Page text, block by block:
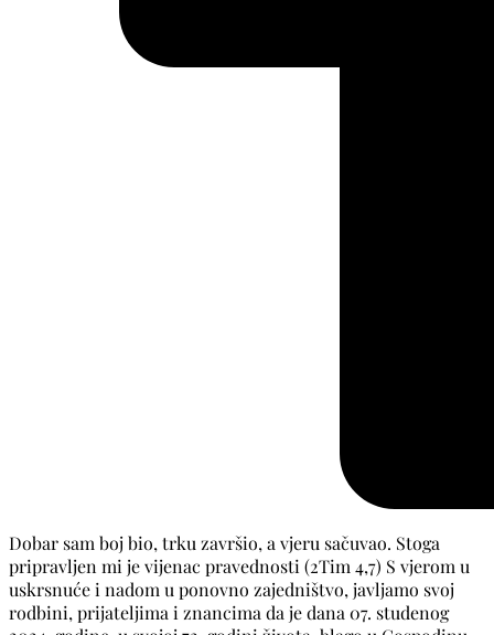
Dobar sam boj bio, trku završio, a vjeru sačuvao. Stoga
pripravljen mi je vijenac pravednosti (2Tim 4,7) S vjerom u
uskrsnuće i nadom u ponovno zajedništvo, javljamo svoj
rodbini, prijateljima i znancima da je dana 07. studenog